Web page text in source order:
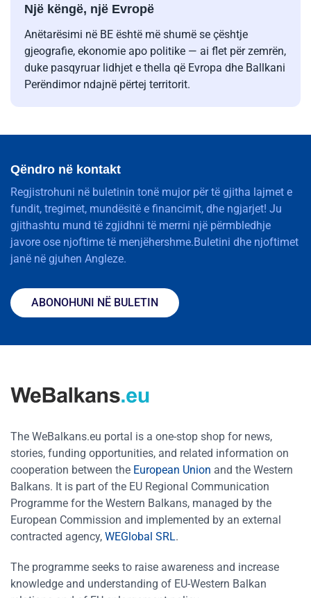
Një këngë, një Evropë
Anëtarësimi në BE është më shumë se çështje
gjeografie, ekonomie apo politike — ai flet për zemrën,
duke pasqyruar lidhjet e thella që Evropa dhe Ballkani
Perëndimor ndajnë përtej territorit.
Qëndro në kontakt
Regjistrohuni në buletinin tonë mujor për të gjitha lajmet e
fundit, tregimet, mundësitë e financimit, dhe ngjarjet! Ju
gjithashtu mund të zgjidhni të merrni një përmbledhje
javore ose njoftime të menjëhershme.Buletini dhe njoftimet
janë në gjuhen Angleze.
ABONOHUNI NË BULETIN
The WeBalkans.eu portal is a one-stop shop for news,
stories, funding opportunities, and related information on
cooperation between the European Union and the Western
Balkans. It is part of the EU Regional Communication
Programme for the Western Balkans, managed by the
European Commission and implemented by an external
contracted agency, WEGlobal SRL.
The programme seeks to raise awareness and increase
knowledge and understanding of EU-Western Balkan